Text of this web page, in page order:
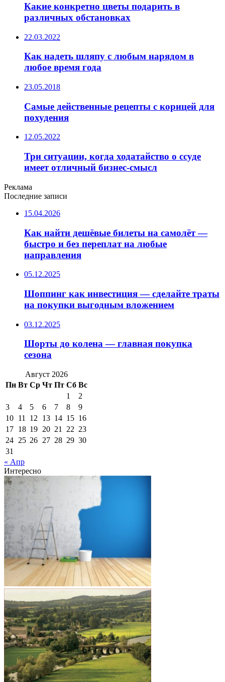
Какие конкретно цветы подарить в
различных обстановках
22.03.2022
Как надеть шляпу с любым нарядом в
любое время года
23.05.2018
Самые действенные рецепты с корицей для
похудения
12.05.2022
Три ситуации, когда ходатайство о ссуде
имеет отличный бизнес-смысл
Реклама
Последние записи
15.04.2026
Как найти дешёвые билеты на самолёт —
быстро и без переплат на любые
направления
05.12.2025
Шоппинг как инвестиция — сделайте траты
на покупки выгодным вложением
03.12.2025
Шорты до колена — главная покупка
сезона
Август 2026
Пн Вт Ср Чт Пт Сб Вс
1
2
3
4 5 6 7 8
9
10 11 12 13 14 15 16
17 18 19 20 21 22 23
24 25 26 27 28 29 30
31
« Апр
Интересно